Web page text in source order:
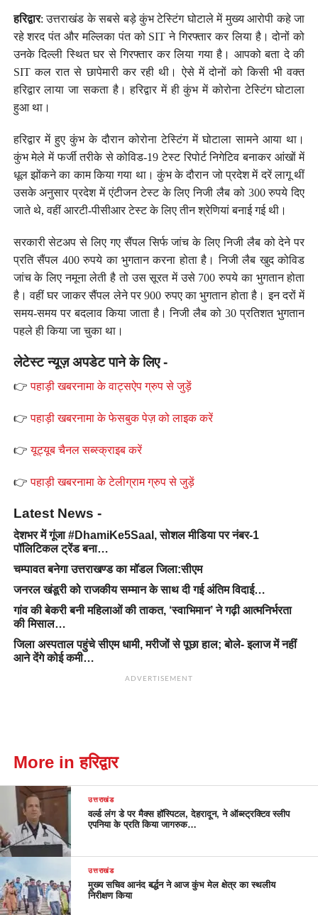
हरिद्वार: उत्तराखंड के सबसे बड़े कुंभ टेस्टिंग घोटाले में मुख्य आरोपी कहे जा
रहे शरद पंत और मल्लिका पंत को SIT ने गिरफ्तार कर लिया है। दोनों को
उनके दिल्ली स्थित घर से गिरफ्तार कर लिया गया है। आपको बता दे की
SIT कल रात से छापेमारी कर रही थी। ऐसे में दोनों को किसी भी वक्त
हरिद्वार लाया जा सकता है। हरिद्वार में ही कुंभ में कोरोना टेस्टिंग घोटाला
हुआ था।
हरिद्वार में हुए कुंभ के दौरान कोरोना टेस्टिंग में घोटाला सामने आया था।
कुंभ मेले में फर्जी तरीके से कोविड-19 टेस्ट रिपोर्ट निगेटिव बनाकर आंखों में
धूल झोंकने का काम किया गया था। कुंभ के दौरान जो प्रदेश में दरें लागू थीं
उसके अनुसार प्रदेश में एंटीजन टेस्ट के लिए निजी लैब को 300 रुपये दिए
जाते थे, वहीं आरटी-पीसीआर टेस्ट के लिए तीन श्रेणियां बनाई गई थी।
सरकारी सेटअप से लिए गए सैंपल सिर्फ जांच के लिए निजी लैब को देने पर
प्रति सैंपल 400 रुपये का भुगतान करना होता है। निजी लैब खुद कोविड
जांच के लिए नमूना लेती है तो उस सूरत में उसे 700 रुपये का भुगतान होता
है। वहीं घर जाकर सैंपल लेने पर 900 रुपए का भुगतान होता है। इन दरों में
समय-समय पर बदलाव किया जाता है। निजी लैब को 30 प्रतिशत भुगतान
पहले ही किया जा चुका था।
लेटेस्ट न्यूज़ अपडेट पाने के लिए -
👉पहाड़ी खबरनामा के वाट्सऐप ग्रुप से जुड़ें
👉पहाड़ी खबरनामा के फेसबुक पेज़ को लाइक करें
👉यूट्यूब चैनल सब्स्क्राइब करें
👉पहाड़ी खबरनामा के टेलीग्राम ग्रुप से जुड़ें
Latest News -
देशभर में गूंजा #DhamiKe5Saal, सोशल मीडिया पर नंबर-1
पॉलिटिकल ट्रेंड बना…
चम्पावत बनेगा उत्तराखण्ड का मॉडल जिला:सीएम
जनरल खंडूरी को राजकीय सम्मान के साथ दी गई अंतिम विदाई…
गांव की बेकरी बनी महिलाओं की ताकत, ‘स्वाभिमान’ ने गढ़ी आत्मनिर्भरता
की मिसाल…
जिला अस्पताल पहुंचे सीएम धामी, मरीजों से पूछा हाल; बोले- इलाज में नहीं
आने देंगे कोई कमी…
ADVERTISEMENT
More in हरिद्वार
उत्तराखंड
वर्ल्ड लंग डे पर मैक्स हॉस्पिटल, देहरादून, ने ऑब्स्ट्रक्टिव स्लीप
एपनिया के प्रति किया जागरुक…
उत्तराखंड
मुख्य सचिव आनंद बर्द्धन ने आज कुंभ मेल क्षेत्र का स्थलीय
निरीक्षण किया